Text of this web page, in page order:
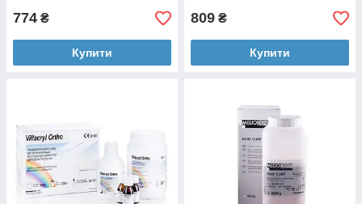
774 ₴
Купити
809 ₴
Купити